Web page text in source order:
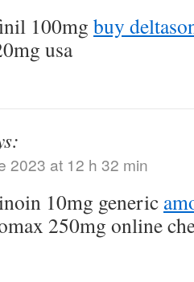
100mg buy
usa
2023 at 12 h 32 min
10mg generic
250mg online